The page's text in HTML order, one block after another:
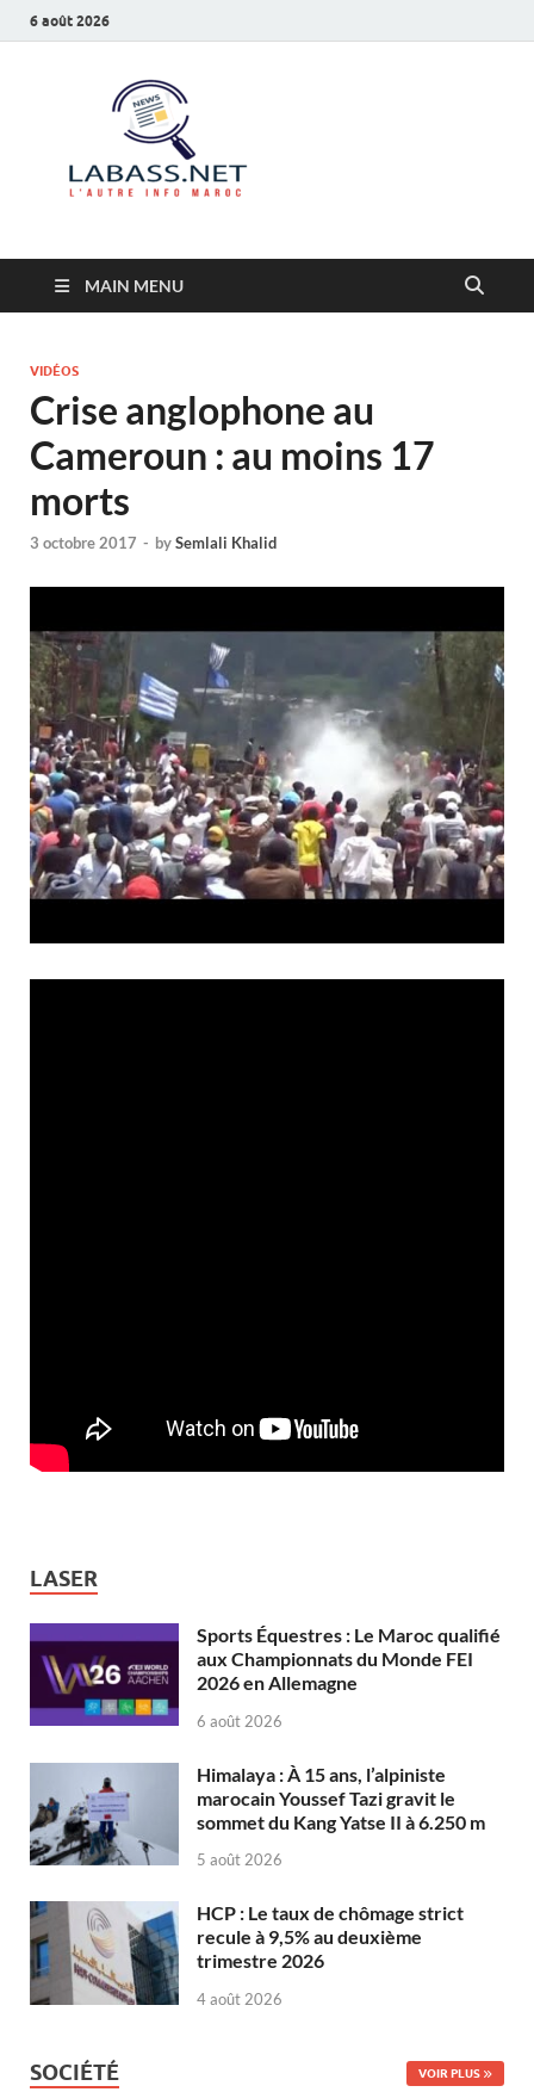
6 août 2026
MAIN MENU
VIDÉOS
Crise anglophone au
Cameroun : au moins 17
morts
3 octobre 2017 - bySemlali Khalid
LASER
Sports Équestres : Le Maroc qualifié
aux Championnats du Monde FEI
2026 en Allemagne
6 août 2026
Himalaya : À 15 ans, l’alpiniste
marocain Youssef Tazi gravit le
sommet du Kang Yatse II à 6.250 m
5 août 2026
HCP : Le taux de chômage strict
recule à 9,5% au deuxième
trimestre 2026
4 août 2026
SOCIÉTÉ VOIR PLUS